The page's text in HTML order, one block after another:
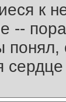
к
--
понял,